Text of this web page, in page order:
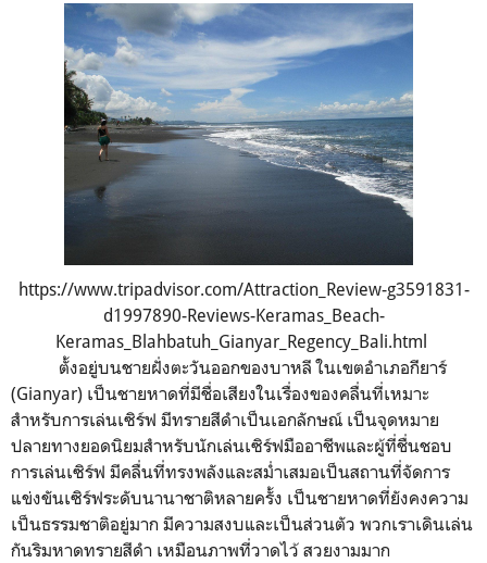
https://www.tripadvisor.com/Attraction_Review-g3591831-
d1997890-Reviews-Keramas_Beach-
Keramas_Blahbatuh_Gianyar_Regency_Bali.html
ตั้งอยู่บนชายฝั่งตะวันออกของบาหลี ในเขตอำเภอกียาร์
(Gianyar) เป็นชายหาดที่มีชื่อเสียงในเรื่องของคลื่นที่เหมาะ
สำหรับการเล่นเซิร์ฟ มีทรายสีดำเป็นเอกลักษณ์ เป็นจุดหมาย
ปลายทางยอดนิยมสำหรับนักเล่นเซิร์ฟมืออาชีพและผู้ที่ชื่นชอบ
การเล่นเซิร์ฟ มีคลื่นที่ทรงพลังและสม่ำเสมอเป็นสถานที่จัดการ
แข่งขันเซิร์ฟระดับนานาชาติหลายครั้ง เป็นชายหาดที่ยังคงความ
เป็นธรรมชาติอยู่มาก มีความสงบและเป็นส่วนตัว พวกเราเดินเล่น
กันริมหาดทรายสีดำ เหมือนภาพที่วาดไว้ สวยงามมาก